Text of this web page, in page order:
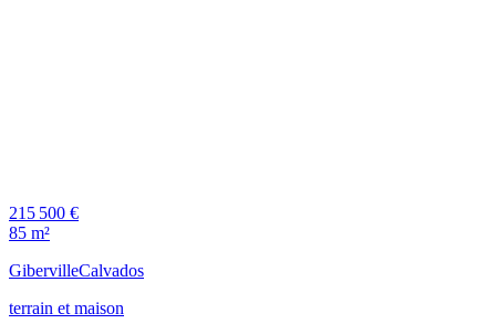
215 500 €
85 m²
GibervilleCalvados
terrain et maison